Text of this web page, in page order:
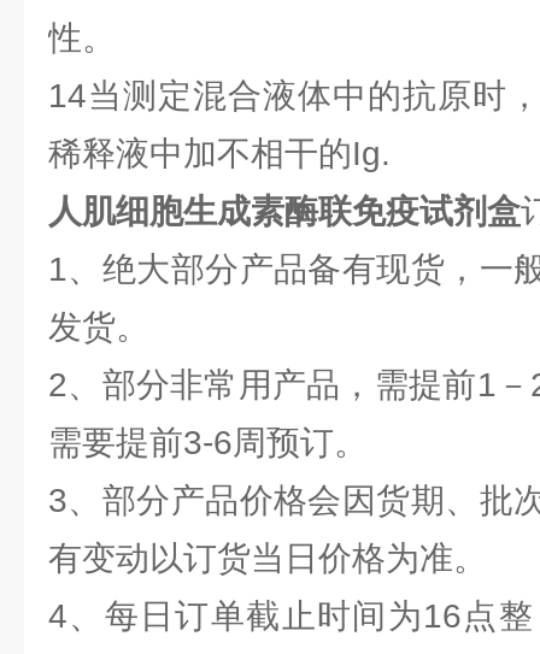
性。
14当测定混合液体中的抗原时
稀释液中加不相干的Ig.
人肌细胞生成素酶联免疫试剂盒
1、绝大部分产品备有现货，一
发货。
2、部分非常用产品，需提前1
需要提前3-6周预订。
3、部分产品价格会因货期、批
有变动以订货当日价格为准。
4、每日订单截止时间为16点